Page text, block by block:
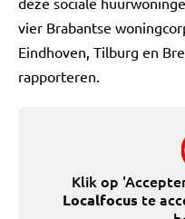
vier Brabantse
Eindhoven, Tilburg en
rapporteren.
Klik op
Localfocus te